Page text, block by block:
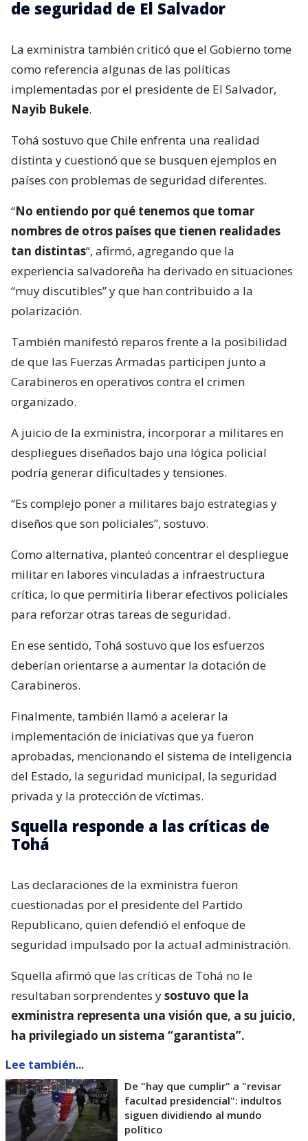
de seguridad de El Salvador
La exministra también criticó que el Gobierno tome
como referencia algunas de las políticas
implementadas por el presidente de El Salvador,
Nayib Bukele.
Tohá sostuvo que Chile enfrenta una realidad
distinta y cuestionó que se busquen ejemplos en
países con problemas de seguridad diferentes.
“No entiendo por qué tenemos que tomar
nombres de otros países que tienen realidades
tan distintas“, afirmó, agregando que la
experiencia salvadoreña ha derivado en situaciones
“muy discutibles” y que han contribuido a la
polarización.
También manifestó reparos frente a la posibilidad
de que las Fuerzas Armadas participen junto a
Carabineros en operativos contra el crimen
organizado.
A juicio de la exministra, incorporar a militares en
despliegues diseñados bajo una lógica policial
podría generar dificultades y tensiones.
“Es complejo poner a militares bajo estrategias y
diseños que son policiales”, sostuvo.
Como alternativa, planteó concentrar el despliegue
militar en labores vinculadas a infraestructura
crítica, lo que permitiría liberar efectivos policiales
para reforzar otras tareas de seguridad.
En ese sentido, Tohá sostuvo que los esfuerzos
deberían orientarse a aumentar la dotación de
Carabineros.
Finalmente, también llamó a acelerar la
implementación de iniciativas que ya fueron
aprobadas, mencionando el sistema de inteligencia
del Estado, la seguridad municipal, la seguridad
privada y la protección de víctimas.
Squella responde a las críticas de
Tohá
Las declaraciones de la exministra fueron
cuestionadas por el presidente del Partido
Republicano, quien defendió el enfoque de
seguridad impulsado por la actual administración.
Squella afirmó que las críticas de Tohá no le
resultaban sorprendentes ysostuvo que la
exministra representa una visión que, a su juicio,
ha privilegiado un sistema “garantista”.
Lee también...
De "hay que cumplir" a "revisar
facultad presidencial": indultos
siguen dividiendo al mundo
político